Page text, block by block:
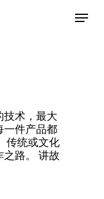
Menu
技术，最大
一件产品都
传统或文化
之路。 讲故